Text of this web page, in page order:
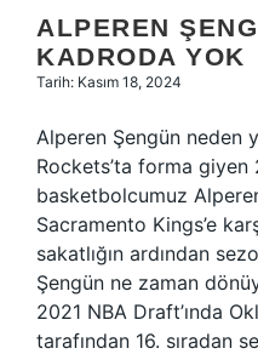
ALPEREN
KADRODA YOK
Tarih: Kasım 18, 2024
Alperen Şengün neden
Rockets’ta forma giyen
basketbolcumuz
Sacramento Kings’e
sakatlığın ardından
Şengün ne zaman
2021 NBA Draft’ında
tarafından 16. sıradan